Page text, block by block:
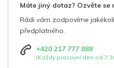
Máte jiný dotaz? Ozvěte se
Rádi vám zodpovíme
předplatného.
+420 217 777 888
(Každý pracovní den od